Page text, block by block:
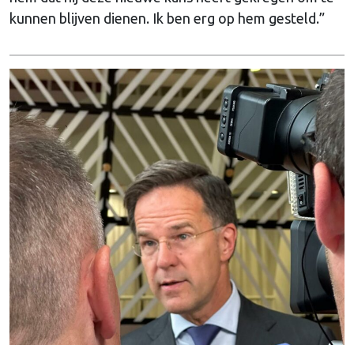
kunnen blijven dienen. Ik ben erg op hem gesteld.”